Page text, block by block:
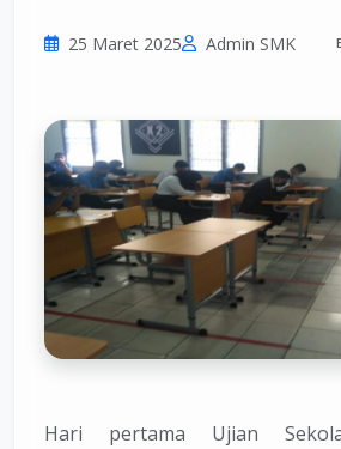
25 Maret 2025 Admin SMK
Hari pertama Ujian